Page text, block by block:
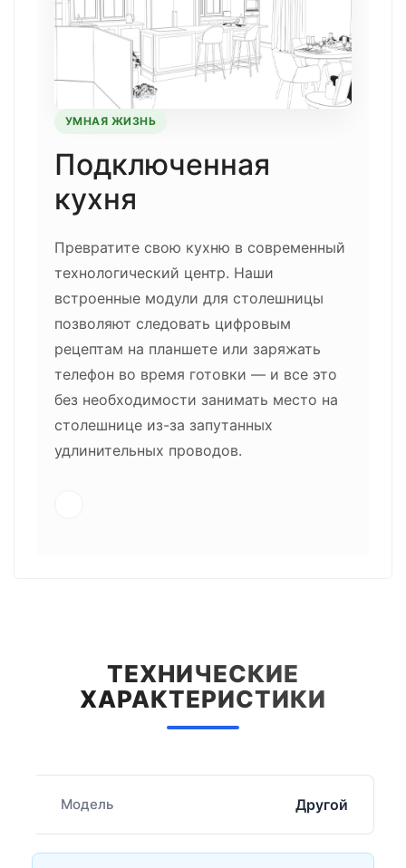
УМНАЯ ЖИЗНЬ
Подключенная
кухня
Превратите свою кухню в современный
технологический центр. Наши
встроенные модули для столешницы
позволяют следовать цифровым
рецептам на планшете или заряжать
телефон во время готовки — и все это
без необходимости занимать место на
столешнице из-за запутанных
удлинительных проводов.
ТЕХНИЧЕСКИЕ
ХАРАКТЕРИСТИКИ
Модель Другой